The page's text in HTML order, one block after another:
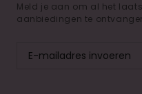
Meld je aan om al het
aanbiedingen te